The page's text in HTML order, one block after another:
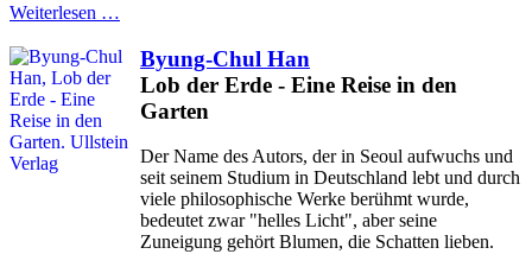
Weiterlesen …
Byung-Chul Han
Lob der Erde - Eine Reise in den
Garten
Der Name des Autors, der in Seoul aufwuchs und
seit seinem Studium in Deutschland lebt und durch
viele philosophische Werke berühmt wurde,
bedeutet zwar "helles Licht", aber seine
Zuneigung gehört Blumen, die Schatten lieben.